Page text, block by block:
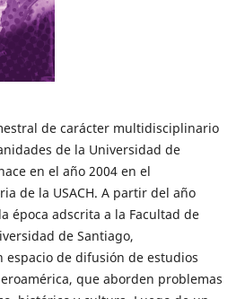
de carácter multidisciplinario
de la Universidad de
en el año 2004 en el
de la USACH. A partir del año
época adscrita a la Facultad de
de Santiago,
de difusión de estudios
que aborden problemas